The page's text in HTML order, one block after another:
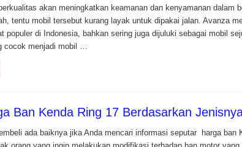
akan meningkatkan keamanan dan kenyamanan dalam
tentu mobil tersebut kurang layak untuk dipakai jalan. Avanza
populer di Indonesia, bahkan sering juga dijuluki sebagai mobil
cocok menjadi mobil …
Ban Kenda Ring 17 Berdasarkan
ada baiknya jika Anda mencari informasi seputar harga ban